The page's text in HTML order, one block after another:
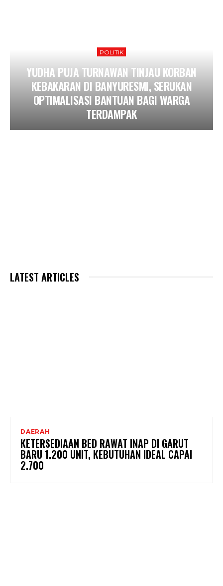
POLITIK
YUDHA PUJA TURNAWAN TINJAU KORBAN
KEBAKARAN DI BANYURESMI, SERUKAN
OPTIMALISASI BANTUAN BAGI WARGA
TERDAMPAK
LATEST ARTICLES
DAERAH
KETERSEDIAAN BED RAWAT INAP DI GARUT
BARU 1.200 UNIT, KEBUTUHAN IDEAL CAPAI
2.700